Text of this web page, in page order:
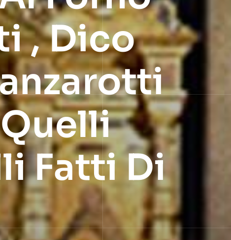
, Dico
Fatti Di